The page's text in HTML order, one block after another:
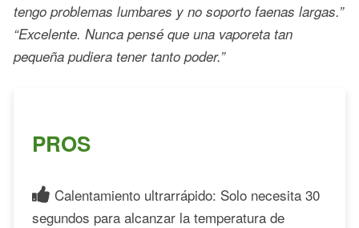
tengo problemas lumbares y no soporto faenas largas.”
“Excelente. Nunca pensé que una vaporeta tan
pequeña pudiera tener tanto poder.”
PROS
Calentamiento ultrarrápido: Solo necesita 30
segundos para alcanzar la temperatura de